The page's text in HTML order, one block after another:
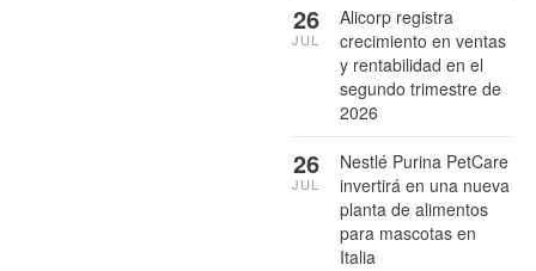
Alicorp registra
crecimiento en ventas
y rentabilidad en el
segundo trimestre de
2026
26
JUL
Nestlé Purina PetCare
invertirá en una nueva
planta de alimentos
para mascotas en
Italia
26
JUL